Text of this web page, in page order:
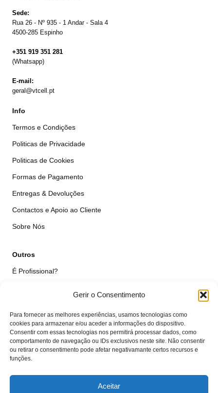
Gerir o Consentimento
Para fornecer as melhores experiências, usamos tecnologias como
cookies para armazenar e/ou aceder a informações do dispositivo.
Consentir com essas tecnologias nos permitirá processar dados, como
comportamento de navegação ou IDs exclusivos neste site. Não consentir
ou retirar o consentimento pode afetar negativamante certos recursos e
funções.
Aceitar
Sede:
Rua 26 - Nº 935 - 1 Andar - Sala 4
4500-285 Espinho
+351 919 351 281
(Whatsapp)
E-mail:
geral@vtcell.pt
Info
Termos e Condições
Politicas de Privacidade
Politicas de Cookies
Formas de Pagamento
Entregas & Devoluções
Contactos e Apoio ao Cliente
Sobre Nós
Outros
É Profissional?
Qualidade das Peças
Minha Conta